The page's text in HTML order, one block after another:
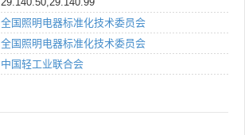
全国照明电器标准化技术委员会
全国照明电器标准化技术委员会
中国轻工业联合会